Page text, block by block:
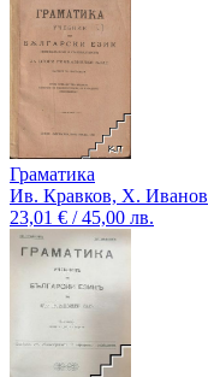
Граматика
Ив. Кравков, Х. Иванов
23,01 € / 45,00 лв.